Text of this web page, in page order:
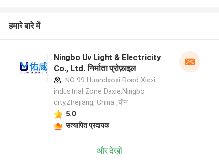
हमारे बारे में
Ningbo Uv Light & Electricity
Co., Ltd. निर्माता प्रोफ़ाइल
NO 99 Huandaoxi Road Xiexi
industrial Zone Daxie,Ningbo
city,Zhejiang, China ,चीन
5.0
सत्यापित प्रदायक
और देखो